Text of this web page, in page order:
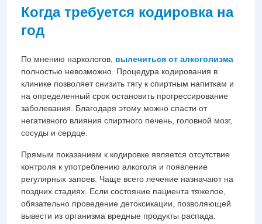
Когда требуется кодировка на
год
По мнению наркологов, вылечиться от алкоголизма
полностью невозможно. Процедура кодирования в
клинике позволяет снизить тягу к спиртным напиткам и
на определенный срок остановить прогрессирование
заболевания. Благодаря этому можно спасти от
негативного влияния спиртного печень, головной мозг,
сосуды и сердце.
Прямым показанием к кодировке является отсутствие
контроля к употреблению алкоголя и появление
регулярных запоев. Чаще всего лечение назначают на
поздних стадиях. Если состояние пациента тяжелое,
обязательно проведение детоксикации, позволяющей
вывести из организма вредные продукты распада.